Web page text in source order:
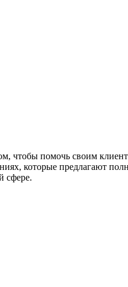
чтобы помочь своим
которые предлагают
сфере.